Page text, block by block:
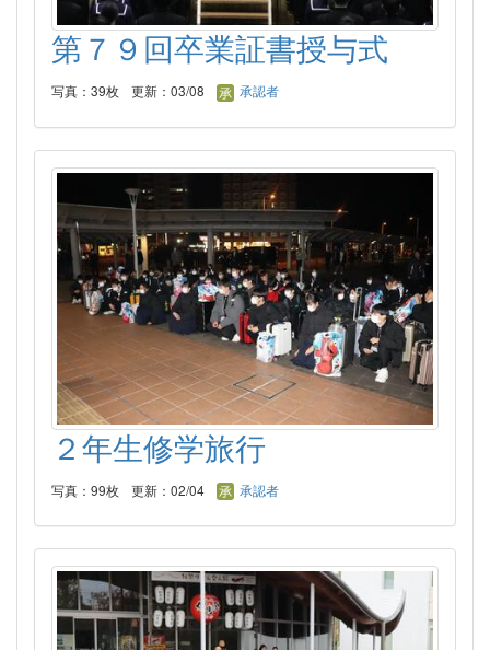
第７９回卒業証書授与式
写真：39枚 更新：03/08 承認者
２年生修学旅行
写真：99枚 更新：02/04 承認者